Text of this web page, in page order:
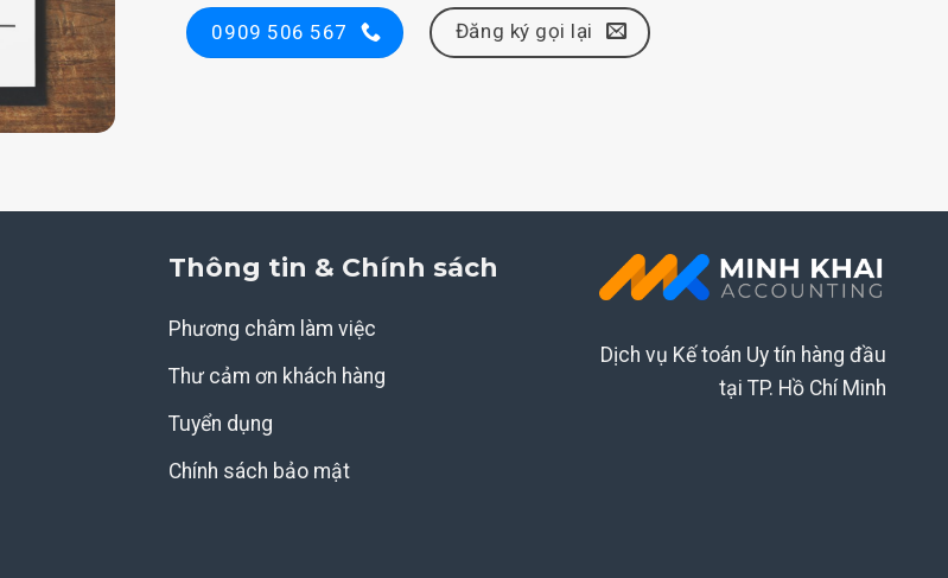
0909 506 567 Đăng ký gọi lại
Thông tin & Chính sách
Phương châm làm việc
Thư cảm ơn khách hàng
Tuyển dụng
Chính sách bảo mật
Dịch vụ Kế toán Uy tín hàng đầu
tại TP. Hồ Chí Minh